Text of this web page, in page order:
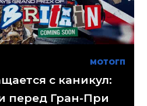
МОТОГП
с каникул:
перед Гран-При